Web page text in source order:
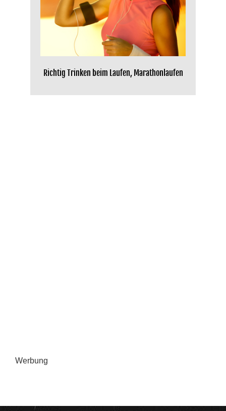
Richtig Trinken beim Laufen, Marathonlaufen
Werbung